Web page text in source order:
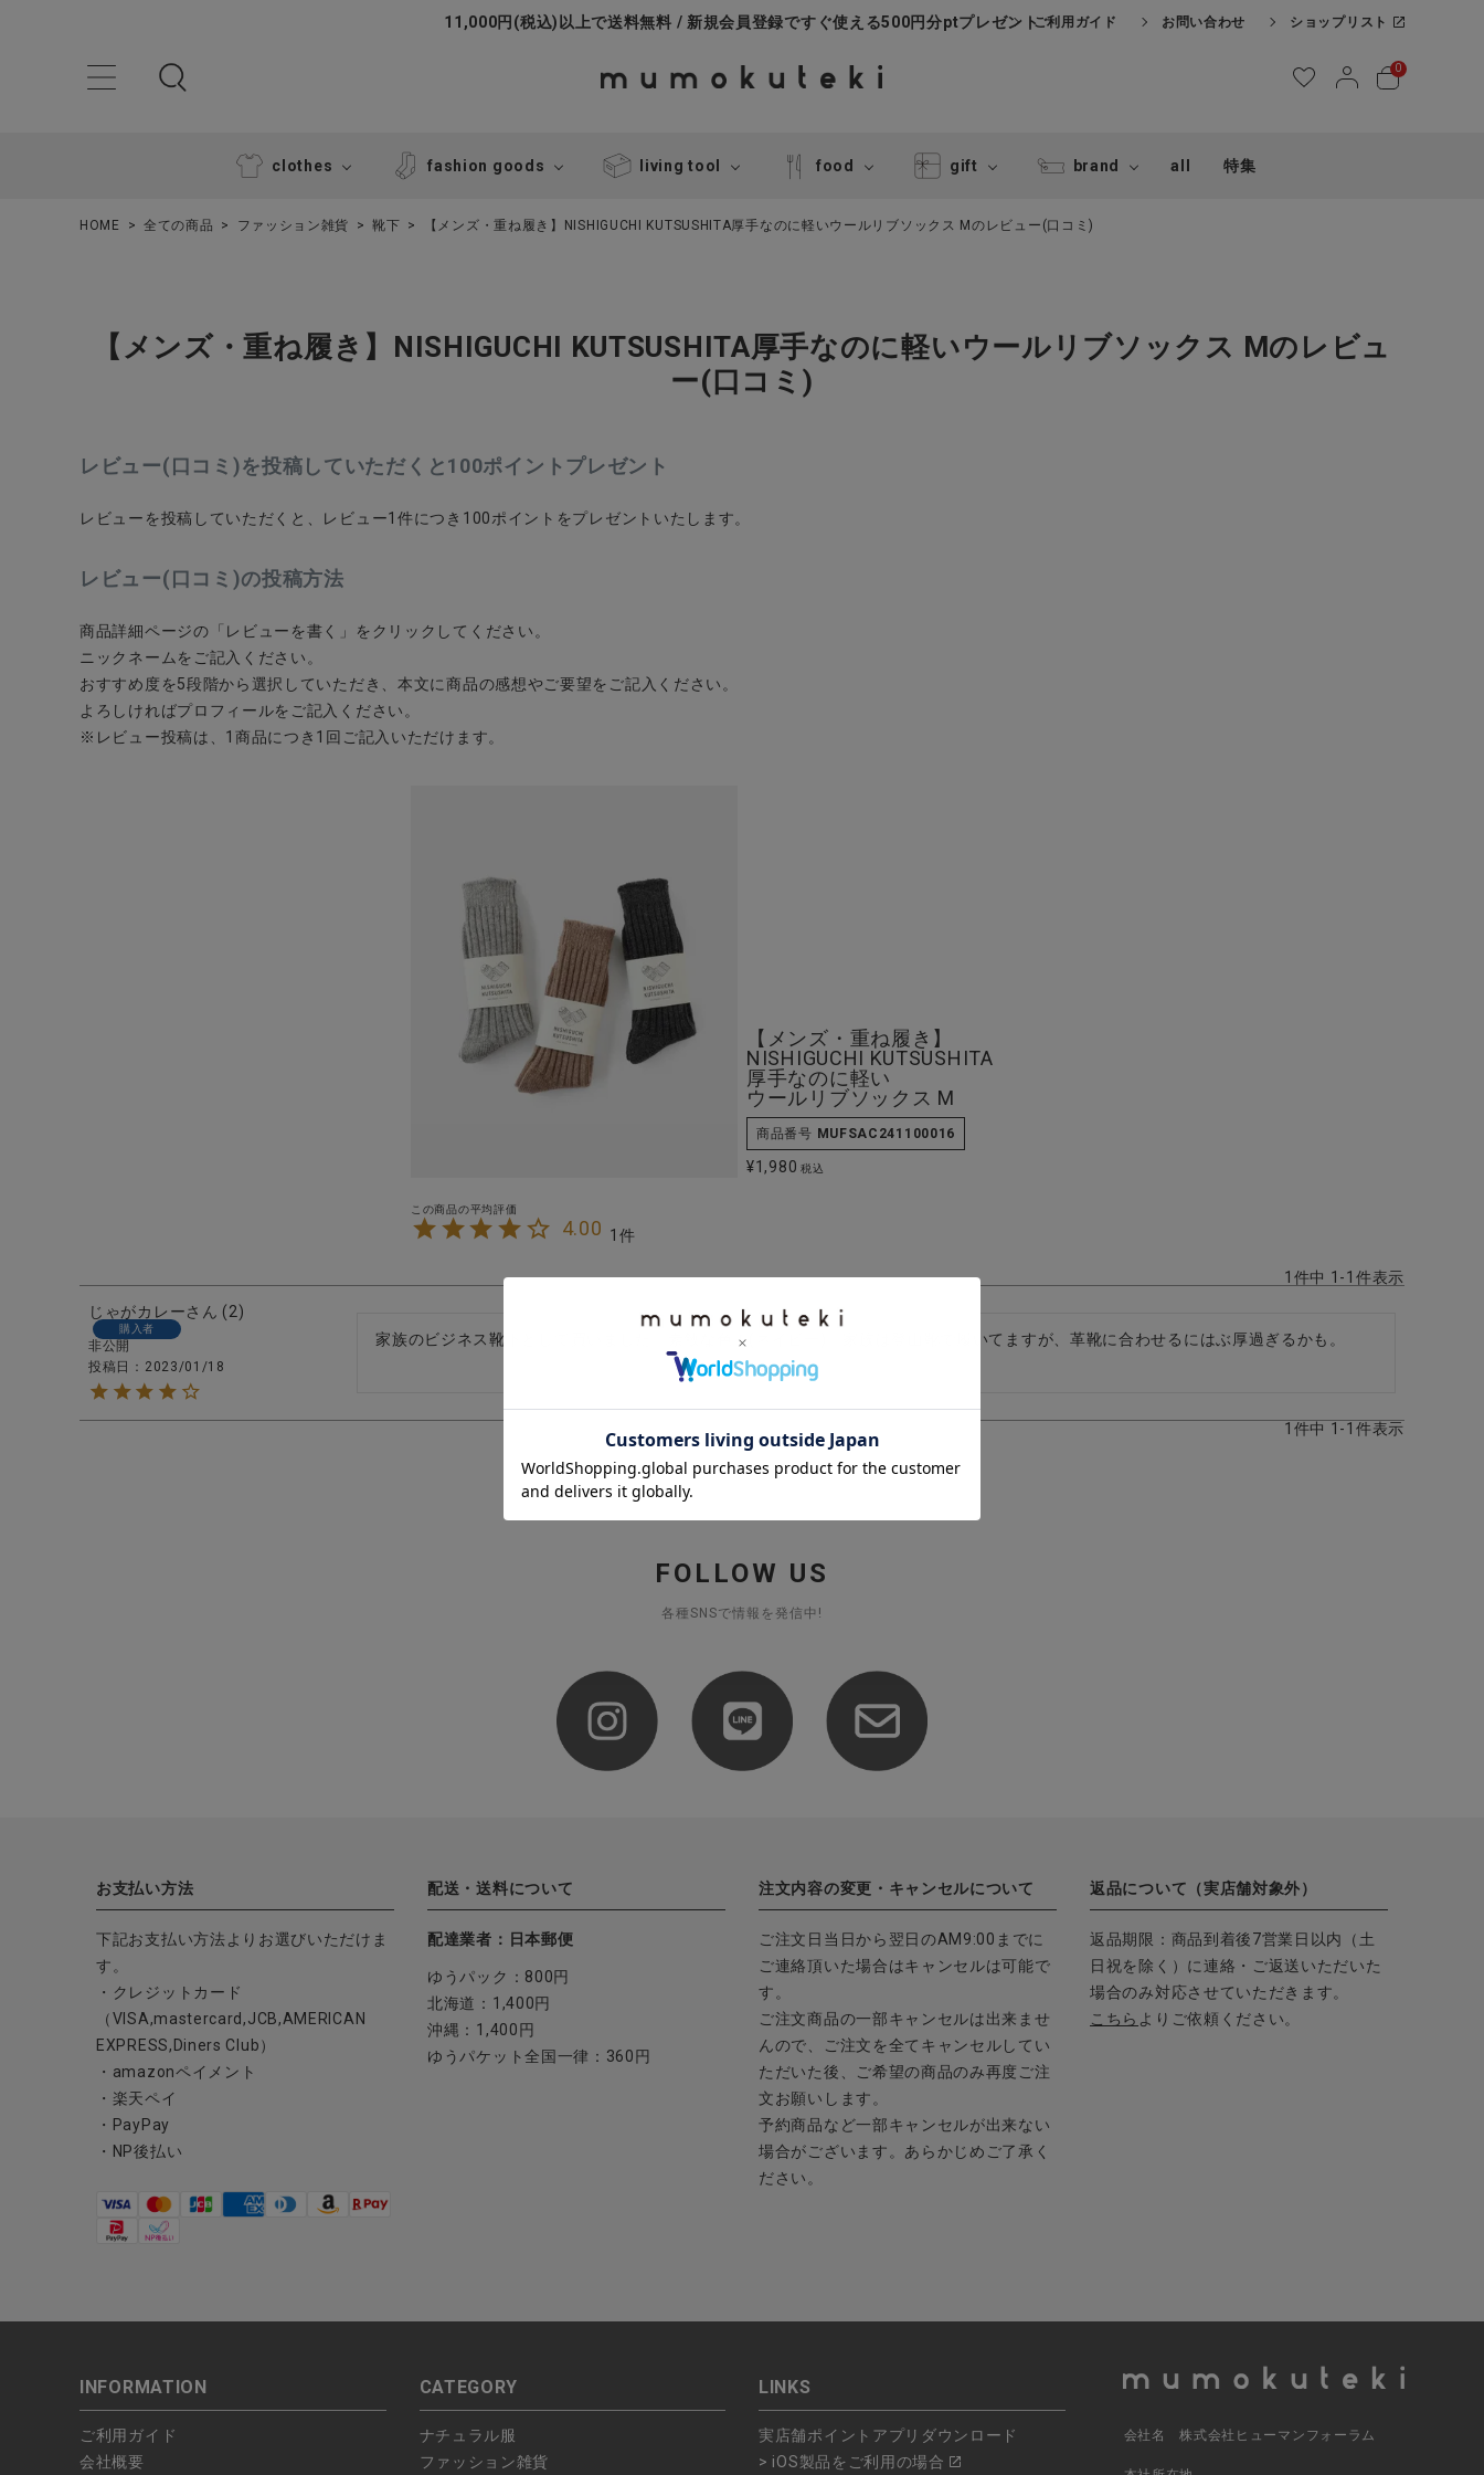
11,000円(税込)以上で送料無料 / 新規会員登録ですぐ使える500円分ptプレゼントご利用ガイド お問い合わせ ショップリスト
0
clothes fashion goods living tool food gift brand all 特集
CATEGORY
ナチュラル服
ファッション雑貨
HOME 全ての商品 ファッション雑貨 靴下 【メンズ・重ね履き】NISHIGUCHI KUTSUSHITA厚手なのに軽いウールリブソックス Mのレビュー(口コミ)
【メンズ・重ね履き】NISHIGUCHI KUTSUSHITA厚手なのに軽いウールリブソックス Mのレビュ
ー(口コミ)
レビュー(口コミ)を投稿していただくと100ポイントプレゼント
レビューを投稿していただくと、レビュー1件につき100ポイントをプレゼントいたします。
レビュー(口コミ)の投稿方法
商品詳細ページの「レビューを書く」をクリックしてください。
ニックネームをご記入ください。
おすすめ度を5段階から選択していただき、本文に商品の感想やご要望をご記入ください。
よろしければプロフィールをご記入ください。
※レビュー投稿は、1商品につき1回ご記入いただけます。
【メンズ・重ね履き】
NISHIGUCHI KUTSUSHITA
厚手なのに軽い
ウールリブソックス M
商品番号 MUFSAC241100016
¥1,980 税込
4.00 1
1 件中 1 -1 件表示
じゃがカレー
2
購入者
非公開
投稿日
2023/01/18
家族のビジネス靴下として買いました。素敵な色！(ネイビー)　家族は登山靴で履いてますが、革靴に合わせるにはぶ厚過ぎるかも。
1 件中 1 -1 件表示
FOLLOW US
各種SNSで情報を発信中!
お支払い方法
下記お支払い方法よりお選びいただけま
す。
・クレジットカード
（VISA,mastercard,JCB,AMERICAN
EXPRESS,Diners Club）
・amazonペイメント
・楽天ペイ
・PayPay
・NP後払い
配送・送料について
配達業者：日本郵便
ゆうパック：800円
北海道：1,400円
沖縄：1,400円
ゆうパケット全国一律：360円
注文内容の変更・キャンセルについて
ご注文日当日から翌日のAM9:00までに
ご連絡頂いた場合はキャンセルは可能で
す。
ご注文商品の一部キャンセルは出来ませ
んので、ご注文を全てキャンセルしてい
ただいた後、ご希望の商品のみ再度ご注
文お願いします。
予約商品など一部キャンセルが出来ない
場合がございます。あらかじめご了承く
ださい。
返品について（実店舗対象外）
返品期限：商品到着後7営業日以内（土
日祝を除く）に連絡・ご返送いただいた
場合のみ対応させていただきます。
こちら よりご依頼ください。
INFORMATION
ご利用ガイド
会社概要
CATEGORY
ナチュラル服
ファッション雑貨
LINKS
実店舗ポイントアプリダウンロード
> iOS製品をご利用の場合
会社名 株式会社ヒューマンフォーラム